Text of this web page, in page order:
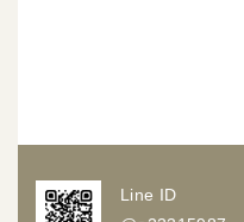
Line ID